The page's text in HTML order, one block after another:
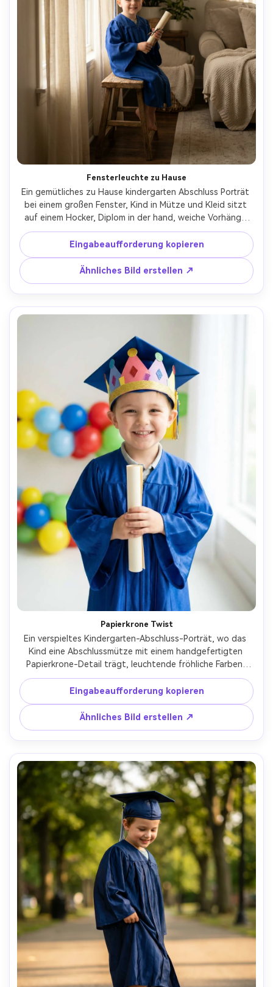
Fensterleuchte zu Hause
Ein gemütliches zu Hause kindergarten Abschluss Porträt
bei einem großen Fenster, Kind in Mütze und Kleid sitzt
auf einem Hocker, Diplom in der hand, weiche Vorhänge
streuen Licht, aufgenommen auf Nikon Z6II, 50mm f/1.8,
sauberer neutraler Hintergrund, fotorealistisch, warme
und ruhige Stimmung, keine logos- -ar 4:5
Eingabeaufforderung kopieren
Ähnliches Bild erstellen ↗
Papierkrone Twist
Ein verspieltes Kindergarten-Abschluss-Porträt, wo das
Kind eine Abschlussmütze mit einem handgefertigten
Papierkrone-Detail trägt, leuchtende fröhliche Farben,
kleine Ballons im Hintergrund, weiches Studiolicht,
aufgenommen auf Canon EOS R6, 35mm f/2.0, Taille-up-
Rahmen, fotorealistisch, keine Schullogos- -ar 4:5
Eingabeaufforderung kopieren
Ähnliches Bild erstellen ↗